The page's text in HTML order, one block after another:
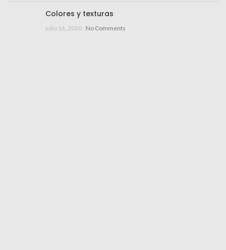
Colores y texturas
julio 16, 2020 No Comments